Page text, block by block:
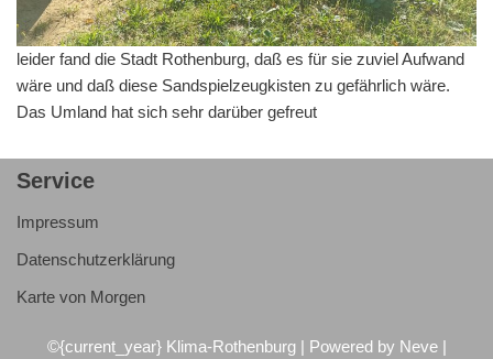
leider fand die Stadt Rothenburg, daß es für sie zuviel Aufwand
wäre und daß diese Sandspielzeugkisten zu gefährlich wäre.
Das Umland hat sich sehr darüber gefreut
Service
Impressum
Datenschutzerklärung
Karte von Morgen
©{current_year} Klima-Rothenburg | Powered by Neve|